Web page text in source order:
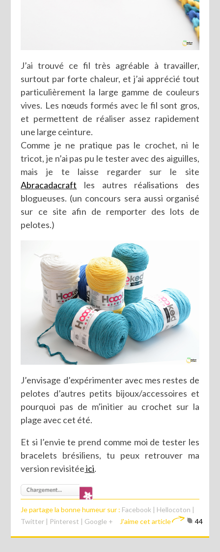
J’ai trouvé ce fil très agréable à travailler,
surtout par forte chaleur, et j’ai apprécié tout
particulièrement la large gamme de couleurs
vives. Les nœuds formés avec le fil sont gros,
et permettent de réaliser assez rapidement
une large ceinture.
Comme je ne pratique pas le crochet, ni le
tricot, je n’ai pas pu le tester avec des aiguilles,
mais je te laisse regarder sur le site
Abracadacraft les autres réalisations des
blogueuses. (un concours sera aussi organisé
sur ce site afin de remporter des lots de
pelotes.)
J’envisage d’expérimenter avec mes restes de
pelotes d’autres petits bijoux/accessoires et
pourquoi pas de m’initier au crochet sur la
plage avec cet été.
Et si l’envie te prend comme moi de tester les
bracelets brésiliens, tu peux retrouver ma
version revisitéeici.
Je partage la bonne humeur sur : Facebook | Hellocoton |
Twitter | Pinterest | Google + J'aime cet article 44